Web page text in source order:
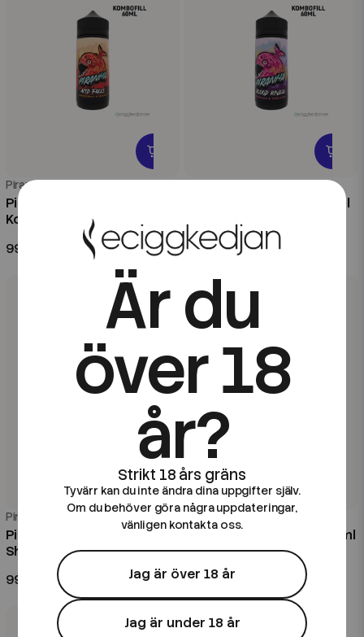
Piranha
Piranha | Acid Falls | 60ml
Kombofill
99 kr
Piranha | Blood River | 60ml
99 kr
Piranha
Piranha | Acid Falls | 100ml
Shortfill
99 kr
Piranha
Piranha | Blue Lagoon | 60ml
Kombofill
99 kr
Är du
över 18
år?
Tyvärr kan du inte ändra dina uppgifter själv.
Om du behöver göra några uppdateringar,
vänligen kontakta oss.
Jag är över 18 år
Jag är under 18 år